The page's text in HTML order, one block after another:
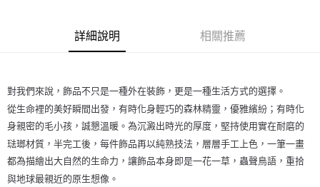
詳細說明 相關推薦
對我們來說，飾品不只是一種外在裝飾，更是一種生活方式的選擇。
從生命裡的美好瞬間出發，有時化身輕巧的森林精靈，優雅繽紛；有時化
身親密的毛小孩，誠懇溫暖。為沉澱出時光的厚度，堅持使用實在耐磨的
琺瑯材質，半完工後，每件飾品再以純熟技法，層層手工上色，一筆一畫
都為描繪出大自然的生命力，讓飾品本身即是一花一草，蟲聲鳥語，重拾
與地球最親近的原生想像。